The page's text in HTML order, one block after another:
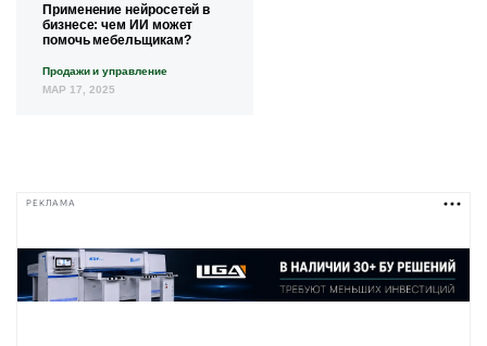
Применение нейросетей в
бизнесе: чем ИИ может
помочь мебельщикам?
Продажи и управление
МАР 17, 2025
РЕКЛАМА